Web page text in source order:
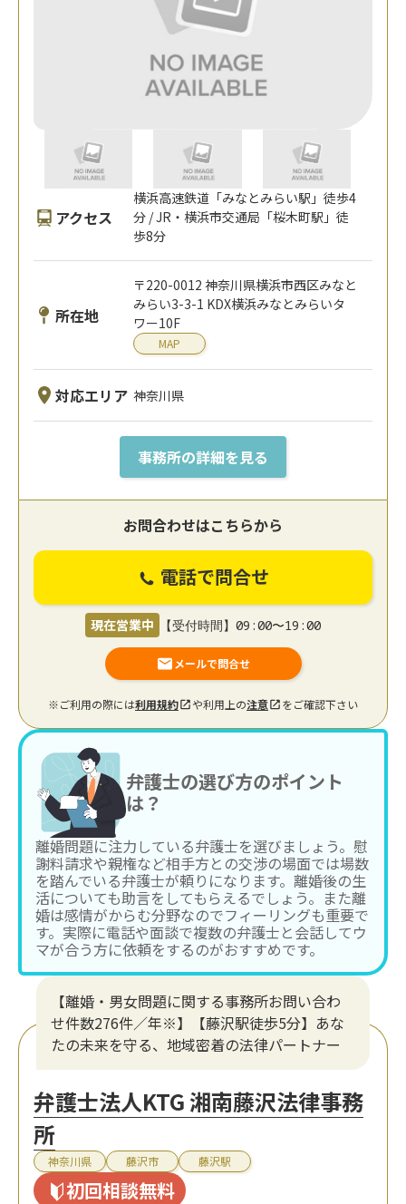
アクセス
横浜高速鉄道「みなとみらい駅」徒歩4
分 / JR・横浜市交通局「桜木町駅」徒
歩8分
所在地
〒220-0012 神奈川県横浜市西区みなと
みらい3-3-1 KDX横浜みなとみらいタ
ワー10F
MAP
対応エリア 神奈川県
事務所の詳細を見る
お問合わせはこちらから
電話で問合せ
現在営業中 【受付時間】09:00〜19:00
メールで問合せ
※ご利用の際には利用規約 や利用上の注意 をご確認下さい
弁護士の選び方のポイント
は？
離婚問題に注力している弁護士を選びましょう。慰
謝料請求や親権など相手方との交渉の場面では場数
を踏んでいる弁護士が頼りになります。離婚後の生
活についても助言をしてもらえるでしょう。また離
婚は感情がからむ分野なのでフィーリングも重要で
す。実際に電話や面談で複数の弁護士と会話してウ
マが合う方に依頼をするのがおすすめです。
【離婚・男女問題に関する事務所お問い合わ
せ件数276件／年※】【藤沢駅徒歩5分】あな
たの未来を守る、地域密着の法律パートナー
弁護士法人KTG 湘南藤沢法律事務
所
神奈川県 藤沢市 藤沢駅
初回相談無料